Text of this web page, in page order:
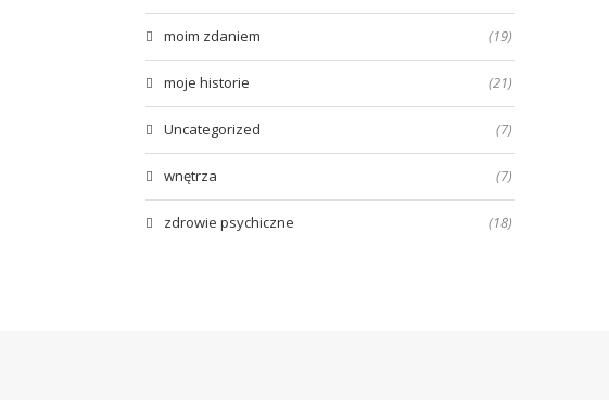
moim zdaniem (19)
moje historie (21)
Uncategorized (7)
wnętrza (7)
zdrowie psychiczne (18)